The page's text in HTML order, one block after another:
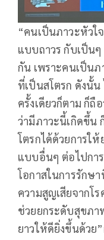
“คนเป็นภาวะหัว
แบบถาวร กับเป็น
กัน เพราะคนเป็น
ที่เป็นสโตรก ดังนั้
ครั้งเดียวก็ตาม ก็ถื
ว่ามีภาวะนี้เกิดขึ้น
โตรกได้ด้วยการใ
แบบอื่นๆ ต่อไปกา
โอกาสในการรักษ
ความสูญเสียจากโ
ช่วยยกระดับสุขภา
ยาวให้ดียิ่งขึ้นด้วย